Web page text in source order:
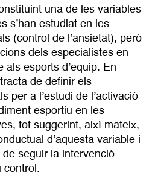
una de les variables
s’han estudiat en les
(control de l’ansietat), però
dels especialistes en
als esports d’equip. En
de definir els
per a l’estudi de l’activació
esportiu en les
tot suggerint, així mateix,
d’aquesta variable i
seguir la intervenció
control.